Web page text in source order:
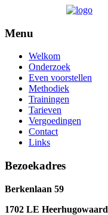
Menu
Welkom
Onderzoek
Even voorstellen
Methodiek
Trainingen
Tarieven
Vergoedingen
Contact
Links
Bezoekadres
Berkenlaan 59
1702 LE Heerhugowaard